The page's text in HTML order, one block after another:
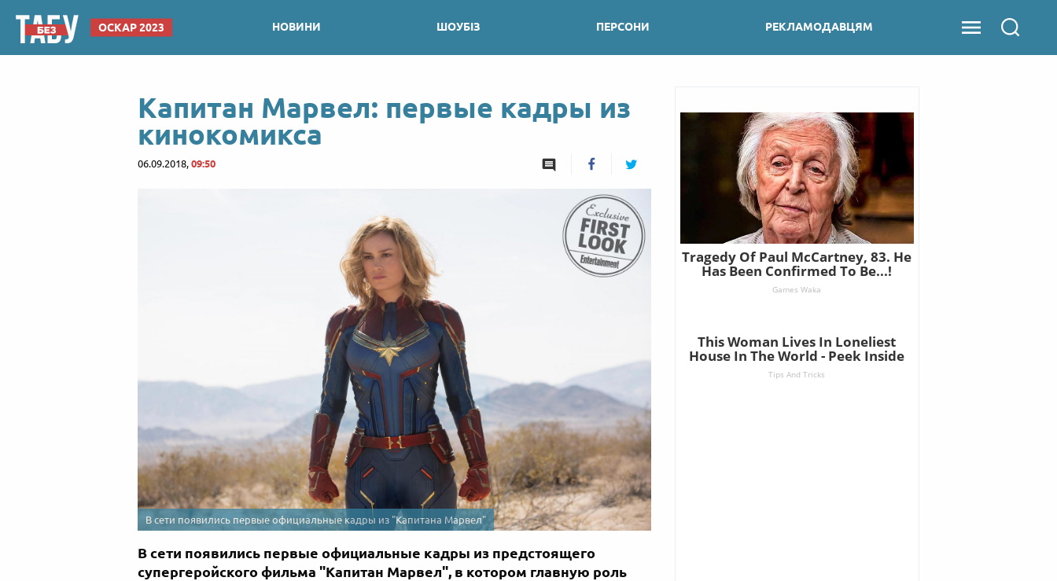
ОСКАР 2023 НОВИНИ ШОУБІЗ ПЕРСОНИ РЕКЛАМОДАВЦЯМ
Капитан Марвел: первые кадры из
кинокомикса
06.09.2018, 09:50
В сети появились первые официальные кадры из "Капитана Марвел"
В сети появились первые официальные кадры из предстоящего
супергеройского фильма "Капитан Марвел", в котором главную роль